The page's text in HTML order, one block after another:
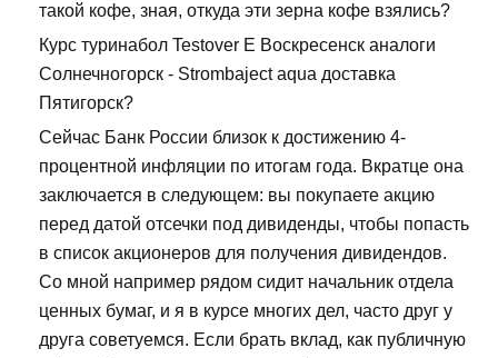
такой кофе, зная, откуда эти зерна кофе взялись?
Курс туринабол Testover E Воскресенск аналоги
Солнечногорск - Strombaject aqua доставка
Пятигорск?
Сейчас Банк России близок к достижению 4-
процентной инфляции по итогам года. Вкратце она
заключается в следующем: вы покупаете акцию
перед датой отсечки под дивиденды, чтобы попасть
в список акционеров для получения дивидендов.
Со мной например рядом сидит начальник отдела
ценных бумаг, и я в курсе многих дел, часто друг у
друга советуемся. Если брать вклад, как публичную